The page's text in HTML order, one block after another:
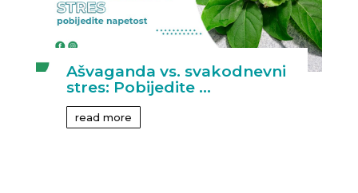
Ašvaganda vs. svakodnevni
stres: Pobijedite ...
read more